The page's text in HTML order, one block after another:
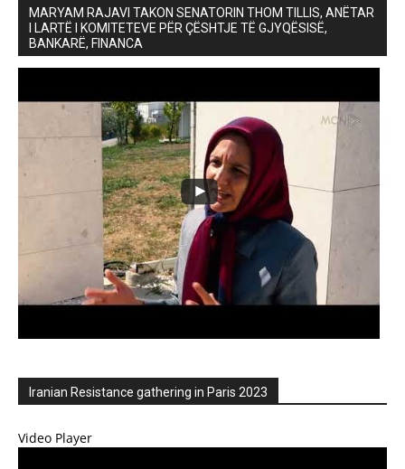
MARYAM RAJAVI TAKON SENATORIN THOM TILLIS, ANËTAR
I LARTË I KOMITETEVE PËR ÇËSHTJE TË GJYQËSISË,
BANKARË, FINANCA
Iranian Resistance gathering in Paris 2023
Video Player